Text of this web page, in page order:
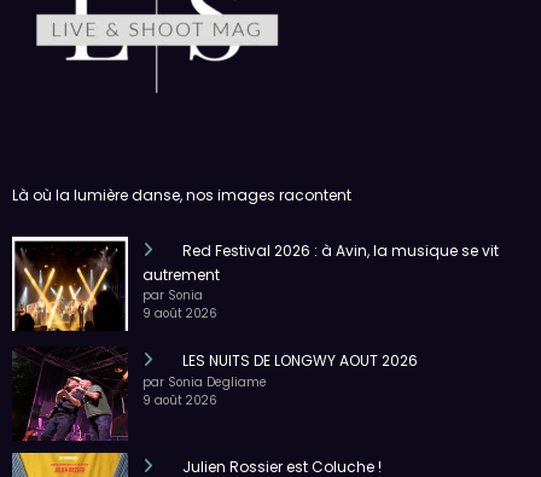
Là où la lumière danse, nos images racontent
Red Festival 2026 : à Avin, la musique se vit
autrement
par Sonia
9 août 2026
LES NUITS DE LONGWY AOUT 2026
par Sonia Degliame
9 août 2026
Julien Rossier est Coluche !